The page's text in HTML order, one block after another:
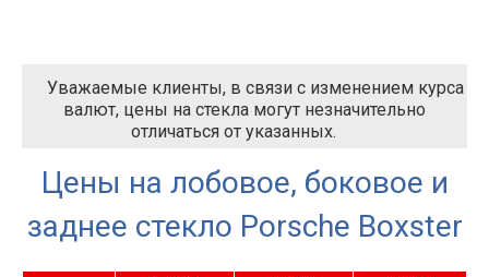
Уважаемые клиенты, в связи с изменением курса
валют, цены на стекла могут незначительно
отличаться от указанных.
Цены на лобовое, боковое и
заднее стекло Porsche Boxster